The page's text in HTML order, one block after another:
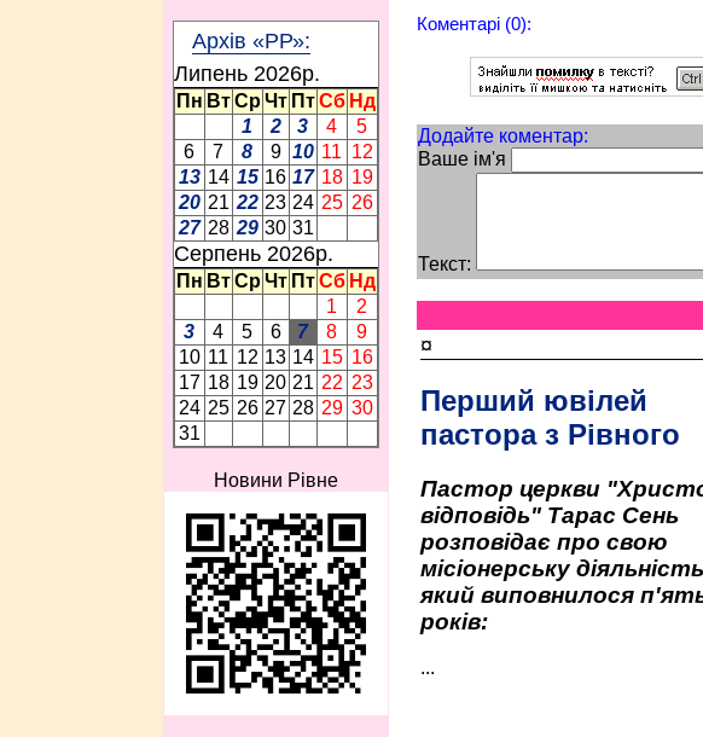
Архів «РР»:
Липень 2026p.
Пн Вт Ср Чт Пт Сб Нд
1
2 3 4
5
6
7 8 9 10 11 12
13 14 15 16 17 18 19
20 21 22 23 24 25 26
27 28 29 30 31
Серпень 2026p.
Пн Вт Ср Чт Пт Сб Нд
1
2
3
4 5 6 7 8
9
10 11 12 13 14 15 16
17 18 19 20 21 22 23
24 25 26 27 28 29 30
31
Новини Рівне
Коментарі (0):
Додайте коментар:
Ваше ім'я
Текст:
¤
Перший ювілей
пастора з Рівного
Пастор церкви
відповідь" Тарас Сень
розповідає про свою
місіонерську
який виповнилося
років:
...